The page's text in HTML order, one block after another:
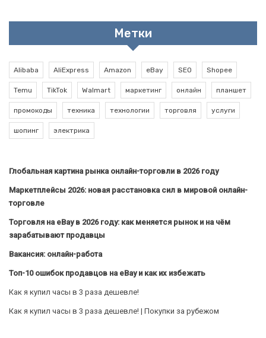
Метки
Alibaba AliExpress Amazon eBay SEO Shopee
Temu TikTok Walmart маркетинг онлайн планшет
промокоды техника технологии торговля услуги
шопинг электрика
Глобальная картина рынка онлайн-торговли в 2026 году
Маркетплейсы 2026: новая расстановка сил в мировой онлайн-
торговле
Торговля на eBay в 2026 году: как меняется рынок и на чём
зарабатывают продавцы
Вакансия: онлайн-работа
Топ-10 ошибок продавцов на eBay и как их избежать
Как я купил часы в 3 раза дешевле!
Как я купил часы в 3 раза дешевле! | Покупки за рубежом